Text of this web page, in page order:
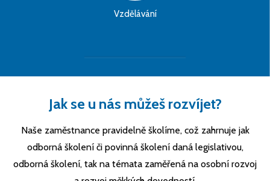
Vzdělávání
Jak se u nás můžeš rozvíjet?
Naše zaměstnance pravidelně školíme, což zahrnuje jak
odborná školení či povinná školení daná legislativou,
odborná školení, tak na témata zaměřená na osobní rozvoj